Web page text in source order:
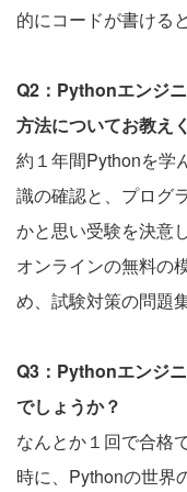
的にコードが書ける
Q2：Pythonエンジ
方法についてお教え
約１年間Pythonを学
識の確認と、プログ
かと思い受験を決意
オンラインの無料の
め、試験対策の問題
Q3：Pythonエンジ
でしょうか？
なんとか１回で合格
時に、Pythonの世界